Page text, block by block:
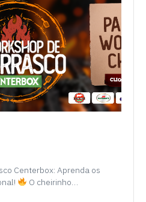
Centerbox: Aprenda os
O cheirinho…